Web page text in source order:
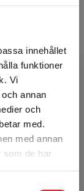
innehållet
funktioner
Vi
annan
och
med.
med annan
som de har
Sverige.
vid